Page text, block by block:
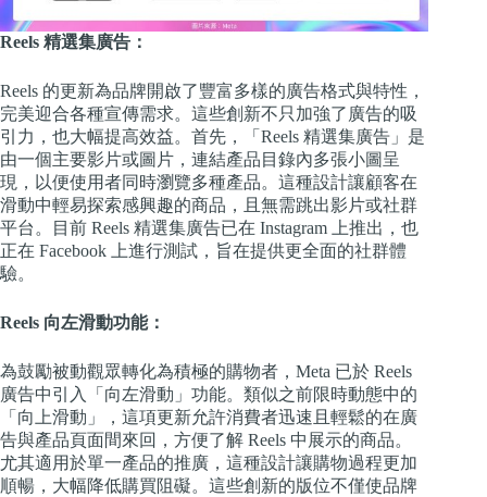
Reels 精選集廣告：
Reels 的更新為品牌開啟了豐富多樣的廣告格式與特性，
完美迎合各種宣傳需求。這些創新不只加強了廣告的吸
引力，也大幅提高效益。首先，「Reels 精選集廣告」是
由一個主要影片或圖片，連結產品目錄內多張小圖呈
現，以便使用者同時瀏覽多種產品。這種設計讓顧客在
滑動中輕易探索感興趣的商品，且無需跳出影片或社群
平台。目前 Reels 精選集廣告已在 Instagram 上推出，也
正在 Facebook 上進行測試，旨在提供更全面的社群體
驗。
Reels 向左滑動功能：
為鼓勵被動觀眾轉化為積極的購物者，Meta 已於 Reels
廣告中引入「向左滑動」功能。類似之前限時動態中的
「向上滑動」，這項更新允許消費者迅速且輕鬆的在廣
告與產品頁面間來回，方便了解 Reels 中展示的商品。
尤其適用於單一產品的推廣，這種設計讓購物過程更加
順暢，大幅降低購買阻礙。這些創新的版位不僅使品牌